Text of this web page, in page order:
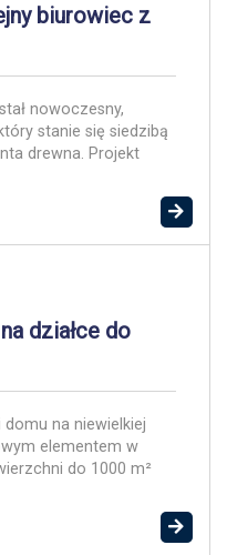
biurowiec z
nowoczesny,
stanie się siedzibą
drewna. Projekt
technologii drewna
o powierzchni
działce do
na niewielkiej
elementem w
do 1000 m²
i zapewnić komfort